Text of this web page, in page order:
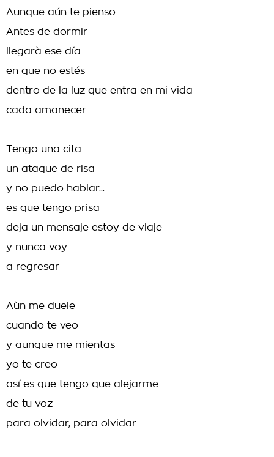
Aunque aún te pienso
Antes de dormir
llegarà ese día
en que no estés
dentro de la luz que entra en mi vida
cada amanecer
Tengo una cita
un ataque de risa
y no puedo hablar...
es que tengo prisa
deja un mensaje estoy de viaje
y nunca voy
a regresar
Aùn me duele
cuando te veo
y aunque me mientas
yo te creo
así es que tengo que alejarme
de tu voz
para olvidar, para olvidar